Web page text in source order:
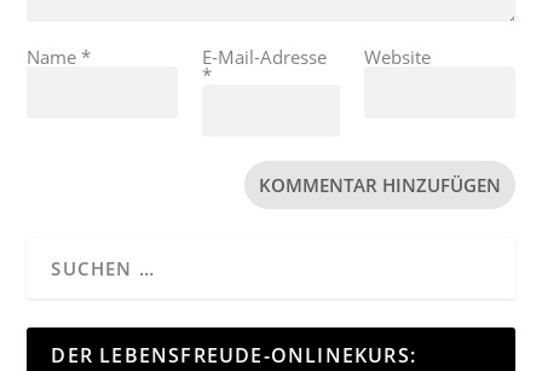
Name* E-Mail-Adresse
*
Website
DER LEBENSFREUDE-ONLINEKURS: